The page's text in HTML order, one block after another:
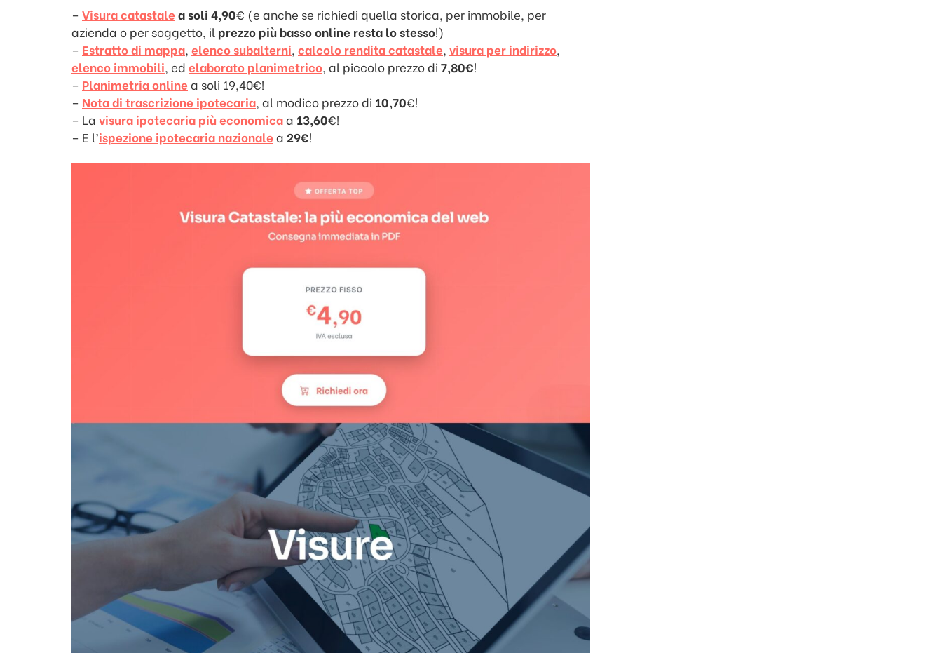
– Visura catastale a soli 4,90€ (e anche se richiedi quella storica, per immobile, per
azienda o per soggetto, il prezzo più basso online resta lo stesso!)
– Estratto di mappa, elenco subalterni, calcolo rendita catastale, visura per indirizzo,
elenco immobili, ed elaborato planimetrico, al piccolo prezzo di 7,80€!
– Planimetria online a soli 19,40€!
– Nota di trascrizione ipotecaria, al modico prezzo di 10,70€!
– La visura ipotecaria più economicaa 13,60€!
– E l’ispezione ipotecaria nazionale a 29€!